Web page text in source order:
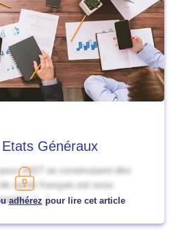
Généraux
2027 se construisent dès
santé français est sous
[…]
adhérez pour lire cet article